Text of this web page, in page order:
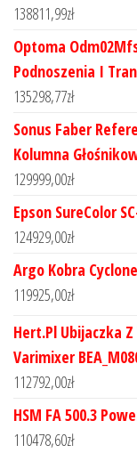
138811,99zł
Optoma
Podnoszenia I
135298,77zł
Sonus Faber
Kolumna
129999,00zł
Epson SureColor
124929,00zł
Argo Kobra
119925,00zł
Hert.Pl Ubijaczka
Varimixer
112792,00zł
HSM FA 500.3
110478,60zł